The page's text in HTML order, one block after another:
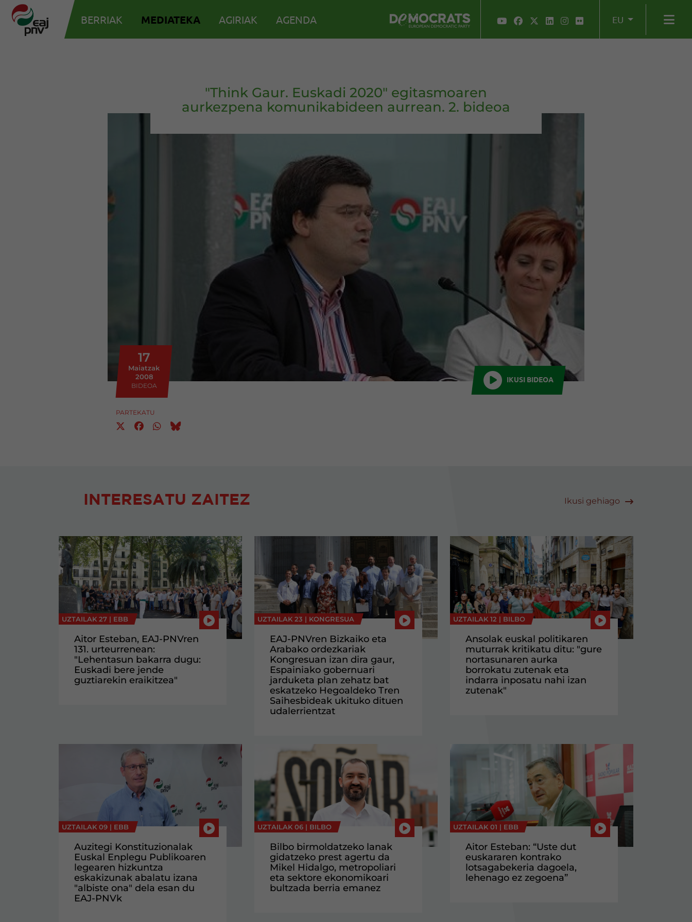
BERRIAK MEDIATEKA AGIRIAK AGENDA EU
"Think Gaur. Euskadi 2020" egitasmoaren
aurkezpena komunikabideen aurrean. 2. bideoa
17
Maiatzak
2008
BIDEOA
IKUSI BIDEOA
PARTEKATU
INTERESATU ZAITEZ Ikusi gehiago
UZTAILAK 27 | EBB
Aitor Esteban, EAJ-PNVren
131. urteurrenean:
"Lehentasun bakarra dugu:
Euskadi bere jende
guztiarekin eraikitzea"
UZTAILAK 23 | KONGRESUA
EAJ-PNVren Bizkaiko eta
Arabako ordezkariak
Kongresuan izan dira gaur,
Espainiako gobernuari
jarduketa plan zehatz bat
eskatzeko Hegoaldeko Tren
Saihesbideak ukituko dituen
udalerrientzat
UZTAILAK 12 | BILBO
Ansolak euskal politikaren
muturrak kritikatu ditu: "gure
nortasunaren aurka
borrokatu zutenak eta
indarra inposatu nahi izan
zutenak"
UZTAILAK 09 | EBB
Auzitegi Konstituzionalak
Euskal Enplegu Publikoaren
legearen hizkuntza
eskakizunak abalatu izana
"albiste ona" dela esan du
EAJ-PNVk
UZTAILAK 06 | BILBO
Bilbo birmoldatzeko lanak
gidatzeko prest agertu da
Mikel Hidalgo, metropoliari
eta sektore ekonomikoari
bultzada berria emanez
UZTAILAK 01 | EBB
Aitor Esteban: “Uste dut
euskararen kontrako
lotsagabekeria dagoela,
lehenago ez zegoena”